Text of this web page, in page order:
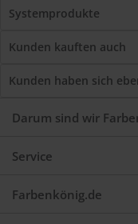
Systemprodukte
Kunden kauften auch
Kunden haben sich
Darum sind wir
Service
Farbenkönig.de